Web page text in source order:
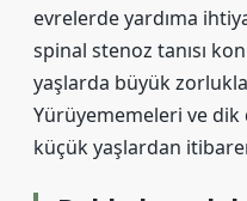
evrelerde yardıma
spinal stenoz tanısı
yaşlarda büyük
Yürüyememeleri ve
küçük yaşlardan